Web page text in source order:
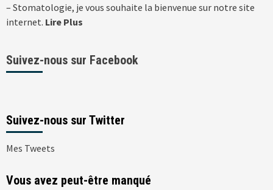
– Stomatologie, je vous souhaite la bienvenue sur notre site
internet. Lire Plus
Suivez-nous sur Facebook
Suivez-nous sur Twitter
Mes Tweets
Vous avez peut-être manqué